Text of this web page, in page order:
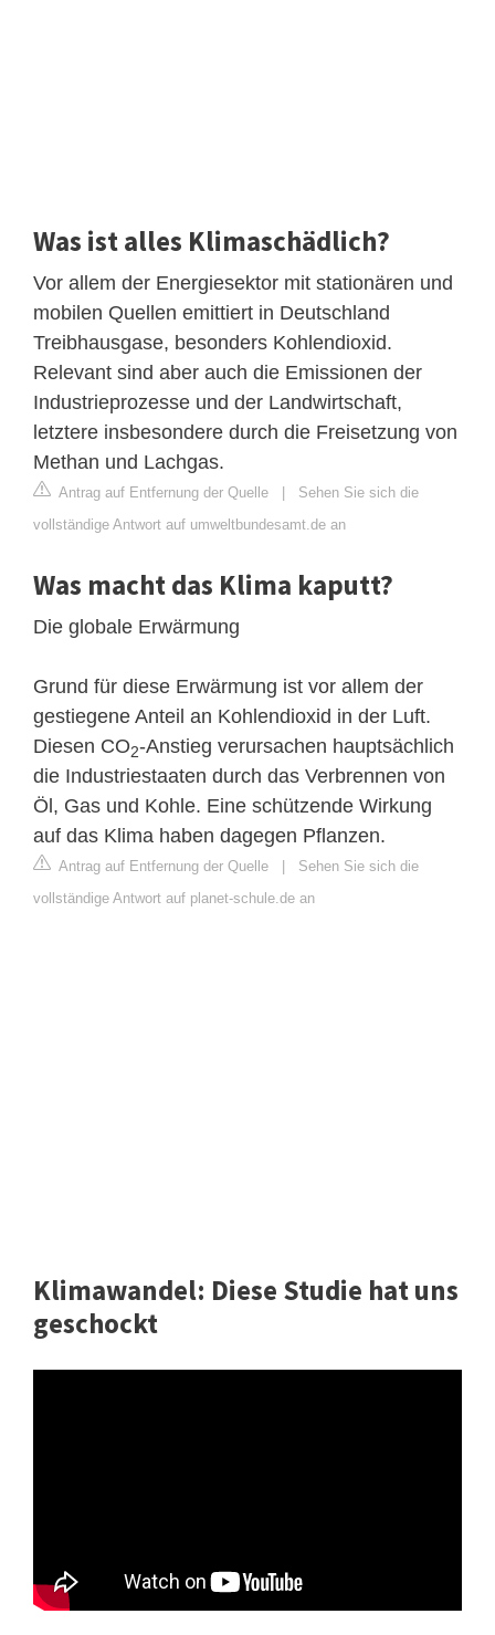
Was ist alles Klimaschädlich?
Vor allem der Energiesektor mit stationären und
mobilen Quellen emittiert in Deutschland
Treibhausgase, besonders Kohlendioxid.
Relevant sind aber auch die Emissionen der
Industrieprozesse und der Landwirtschaft,
letztere insbesondere durch die Freisetzung von
Methan und Lachgas.
Antrag auf Entfernung der Quelle
Sehen Sie sich die
vollständige Antwort auf umweltbundesamt.de an
Was macht das Klima kaputt?
Die globale Erwärmung
Grund für diese Erwärmung ist vor allem der
gestiegene Anteil an Kohlendioxid in der Luft.
Diesen CO2-Anstieg verursachen hauptsächlich
die Industriestaaten durch das Verbrennen von
Öl, Gas und Kohle. Eine schützende Wirkung
auf das Klima haben dagegen Pflanzen.
Antrag auf Entfernung der Quelle
Sehen Sie sich die
vollständige Antwort auf planet-schule.de an
Klimawandel: Diese Studie hat uns
geschockt